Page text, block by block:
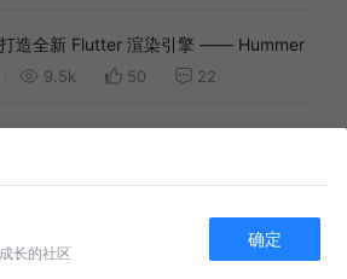
造全新 Flutter 渲染引擎 —— Hummer
9.5k 50 22
长的社区
确定